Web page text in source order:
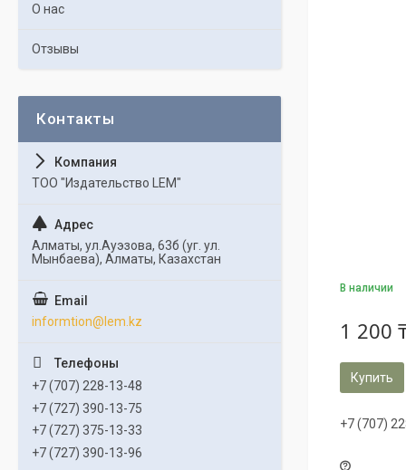
В наличии
1 200
Купить
+7 (707)
О нас
Отзывы
ТОО "Издательство LEM"
Алматы, ул.Ауэзова, 63б (уг. ул.
Мынбаева), Алматы, Казахстан
informtion@lem.kz
+7 (707) 228-13-48
+7 (727) 390-13-75
+7 (727) 375-13-33
+7 (727) 390-13-96